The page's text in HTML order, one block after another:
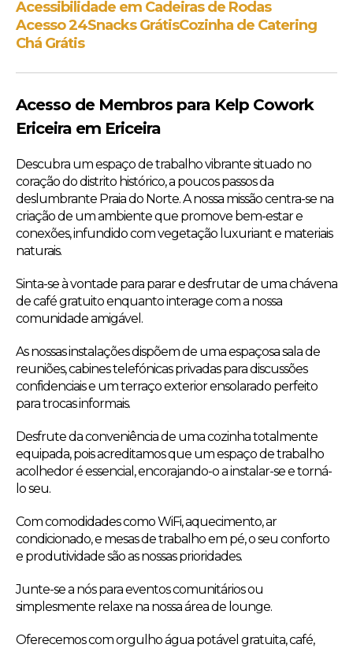
Acessibilidade em Cadeiras de Rodas
Acesso 24Snacks GrátisCozinha de Catering
Chá Grátis
Acesso de Membros para Kelp Cowork
Ericeira em Ericeira
Descubra um espaço de trabalho vibrante situado no
coração do distrito histórico, a poucos passos da
deslumbrante Praia do Norte. A nossa missão centra-se na
criação de um ambiente que promove bem-estar e
conexões, infundido com vegetação luxuriant e materiais
naturais.
Sinta-se à vontade para parar e desfrutar de uma chávena
de café gratuito enquanto interage com a nossa
comunidade amigável.
As nossas instalações dispõem de uma espaçosa sala de
reuniões, cabines telefónicas privadas para discussões
confidenciais e um terraço exterior ensolarado perfeito
para trocas informais.
Desfrute da conveniência de uma cozinha totalmente
equipada, pois acreditamos que um espaço de trabalho
acolhedor é essencial, encorajando-o a instalar-se e torná-
lo seu.
Com comodidades como WiFi, aquecimento, ar
condicionado, e mesas de trabalho em pé, o seu conforto
e produtividade são as nossas prioridades.
Junte-se a nós para eventos comunitários ou
simplesmente relaxe na nossa área de lounge.
Oferecemos com orgulho água potável gratuita, café,